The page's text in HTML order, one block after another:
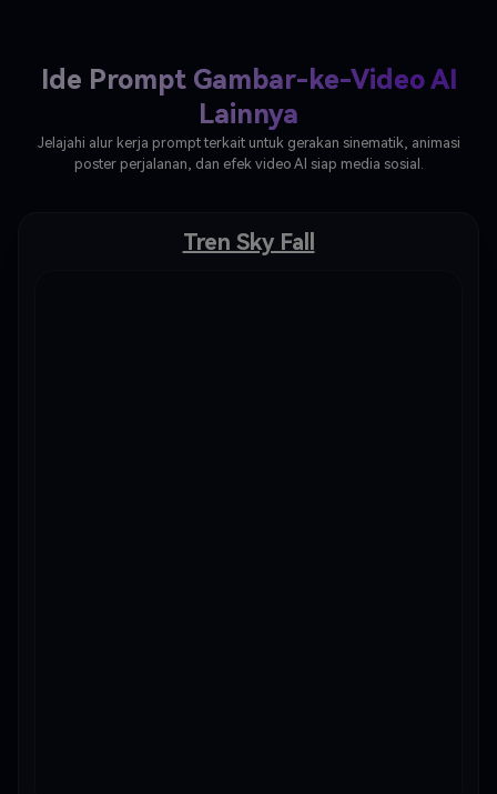
Ide Prompt Gambar-ke-Video AI
Lainnya
Jelajahi alur kerja prompt terkait untuk gerakan sinematik, animasi
poster perjalanan, dan efek video AI siap media sosial.
Tren Sky Fall